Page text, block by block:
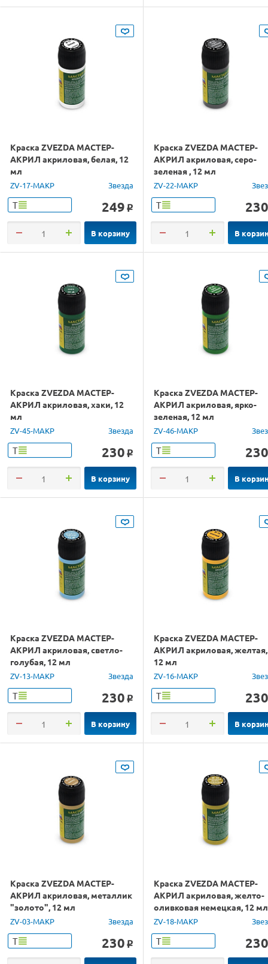
Краска ZVEZDA МАСТЕР-
АКРИЛ акриловая, белая, 12
мл
ZV-17-МАКР Звезда
Т 249 o
В корзину
Краска ZVEZDA МАСТЕР-
АКРИЛ акриловая, серо-
зеленая , 12 мл
ZV-22-МАКР
Т 230
В
Краска ZVEZDA МАСТЕР-
АКРИЛ акриловая, хаки, 12
мл
ZV-45-МАКР Звезда
Т 230 o
В корзину
Краска ZVEZDA МАСТЕР-
АКРИЛ акриловая, ярко-
зеленая, 12 мл
ZV-46-МАКР
Т 230
В
Краска ZVEZDA МАСТЕР-
АКРИЛ акриловая, светло-
голубая, 12 мл
ZV-13-МАКР Звезда
Т 230 o
В корзину
Краска ZVEZDA МАСТЕР-
АКРИЛ акриловая, желтая,
12 мл
ZV-16-МАКР
Т 230
В
Краска ZVEZDA МАСТЕР-
АКРИЛ акриловая, металлик
"золото", 12 мл
ZV-03-МАКР Звезда
Т 230 o
Краска ZVEZDA МАСТЕР-
АКРИЛ акриловая, желто-
оливковая немецкая, 12 мл
ZV-18-МАКР
Т 230